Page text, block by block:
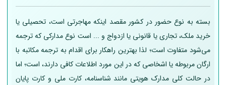
بسته به نوع حضور در کشور مقصد اینکه مهاجرتی است، تحصیلی یا
خرید ملک، تجاری یا قانونی یا ازدواج و ... است نوع مدارکی که ترجمه
می‌شود متفاوت است؛ لذا بهترین راهکار برای اقدام به ترجمه مکاتبه با
ارگان مربوطه یا اشخاصی که در این مورد اطلاعات کافی دارند، است؛ اما
در حالت کلی مدارک هویتی مانند شناسنامه، کارت ملی و کارت پایان